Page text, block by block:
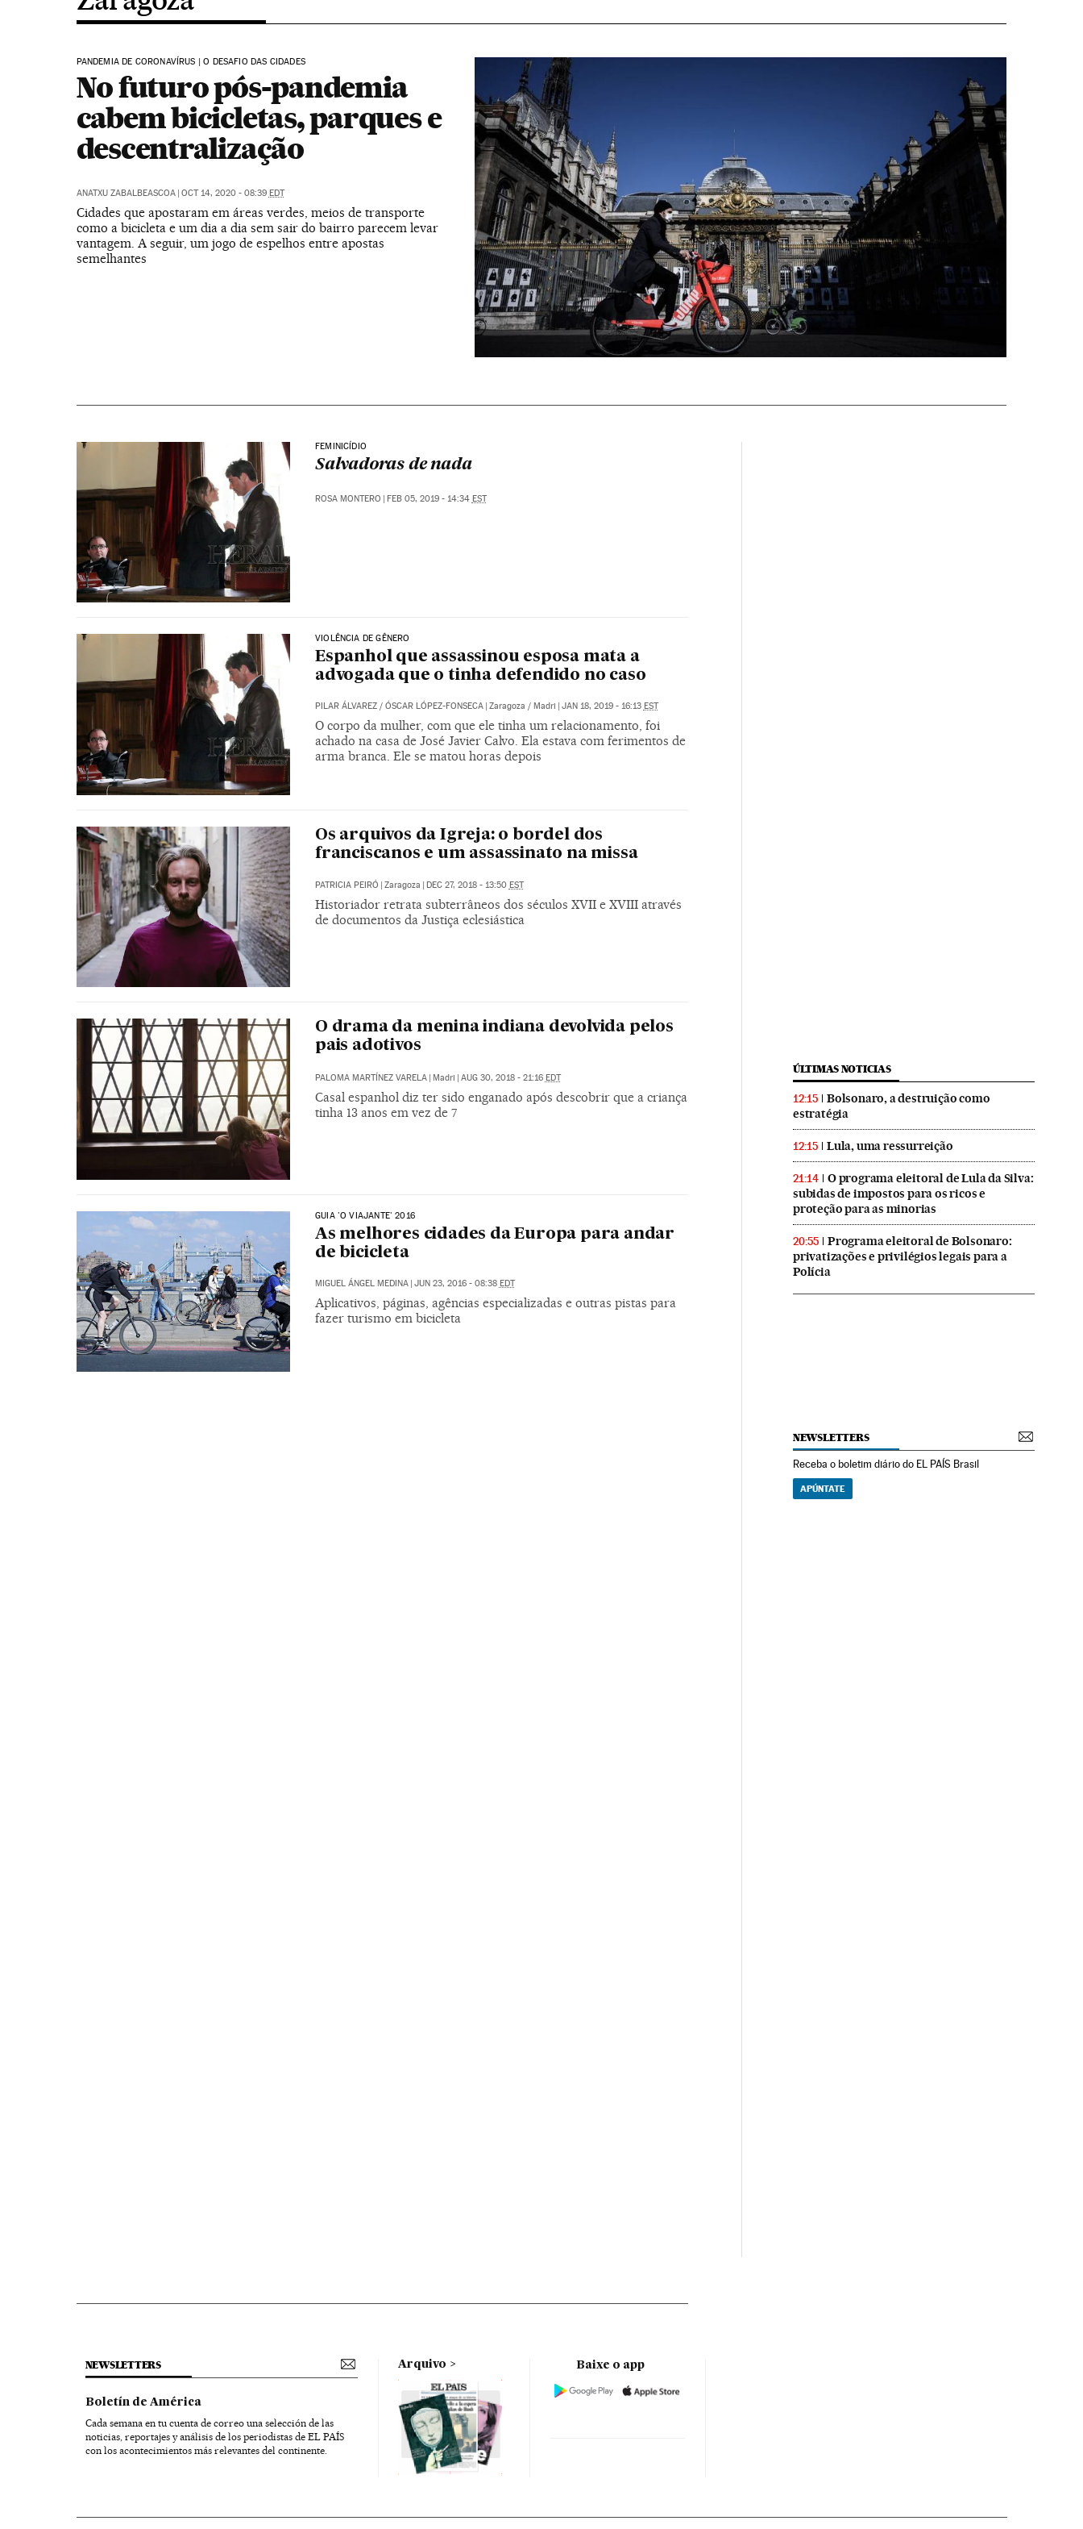
PANDEMIA DE CORONAVÍRUS | O DESAFIO DAS CIDADES
No futuro pós-pandemia
cabem bicicletas, parques e
descentralização
ANATXU ZABALBEASCOA | OCT 14, 2020 - 08:39 EDT
Cidades que apostaram em áreas verdes, meios de transporte
como a bicicleta e um dia a dia sem sair do bairro parecem levar
vantagem. A seguir, um jogo de espelhos entre apostas
semelhantes
FEMINICÍDIO
Salvadoras de nada
ROSA MONTERO | FEB 05, 2019 - 14:34 EST
VIOLÊNCIA DE GÊNERO
Espanhol que assassinou esposa mata a
advogada que o tinha defendido no caso
PILAR ÁLVAREZ/ ÓSCAR LÓPEZ-FONSECA Zaragoza / Madri JAN 18, 2019 - 16:13 EST
O corpo da mulher, com que ele tinha um relacionamento, foi
achado na casa de José Javier Calvo. Ela estava com ferimentos de
arma branca. Ele se matou horas depois
Os arquivos da Igreja: o bordel dos
franciscanos e um assassinato na missa
PATRICIA PEIRÓ Zaragoza DEC 27, 2018 - 13:50 EST
Historiador retrata subterrâneos dos séculos XVII e XVIII através
de documentos da Justiça eclesiástica
O drama da menina indiana devolvida pelos
pais adotivos
PALOMA MARTÍNEZ VARELA | Madri | AUG 30, 2018 - 21:16 EDT
Casal espanhol diz ter sido enganado após descobrir que a criança
tinha 13 anos em vez de 7
GUIA 'O VIAJANTE' 2016
As melhores cidades da Europa para andar
de bicicleta
MIGUEL ÁNGEL MEDINA JUN 23, 2016 - 08:38 EDT
Aplicativos, páginas, agências especializadas e outras pistas para
fazer turismo em bicicleta
ÚLTIMAS NOTICIAS
12:15
Bolsonaro, a destruição como
estratégia
12:15 Lula, uma ressurreição
21:14
O programa eleitoral de Lula da Silva:
subidas de impostos para os ricos e
proteção para as minorias
20:55
Programa eleitoral de Bolsonaro:
privatizações e privilégios legais para a
Polícia
NEWSLETTERS
Receba o boletim diário do EL PAÍS Brasil
APÚNTATE
NEWSLETTERS
Boletín de América
Cada semana en tu cuenta de correo una selección de las
noticias, reportajes y análisis de los periodistas de EL PAÍS
con los acontecimientos más relevantes del continente.
Arquivo Baixe o app